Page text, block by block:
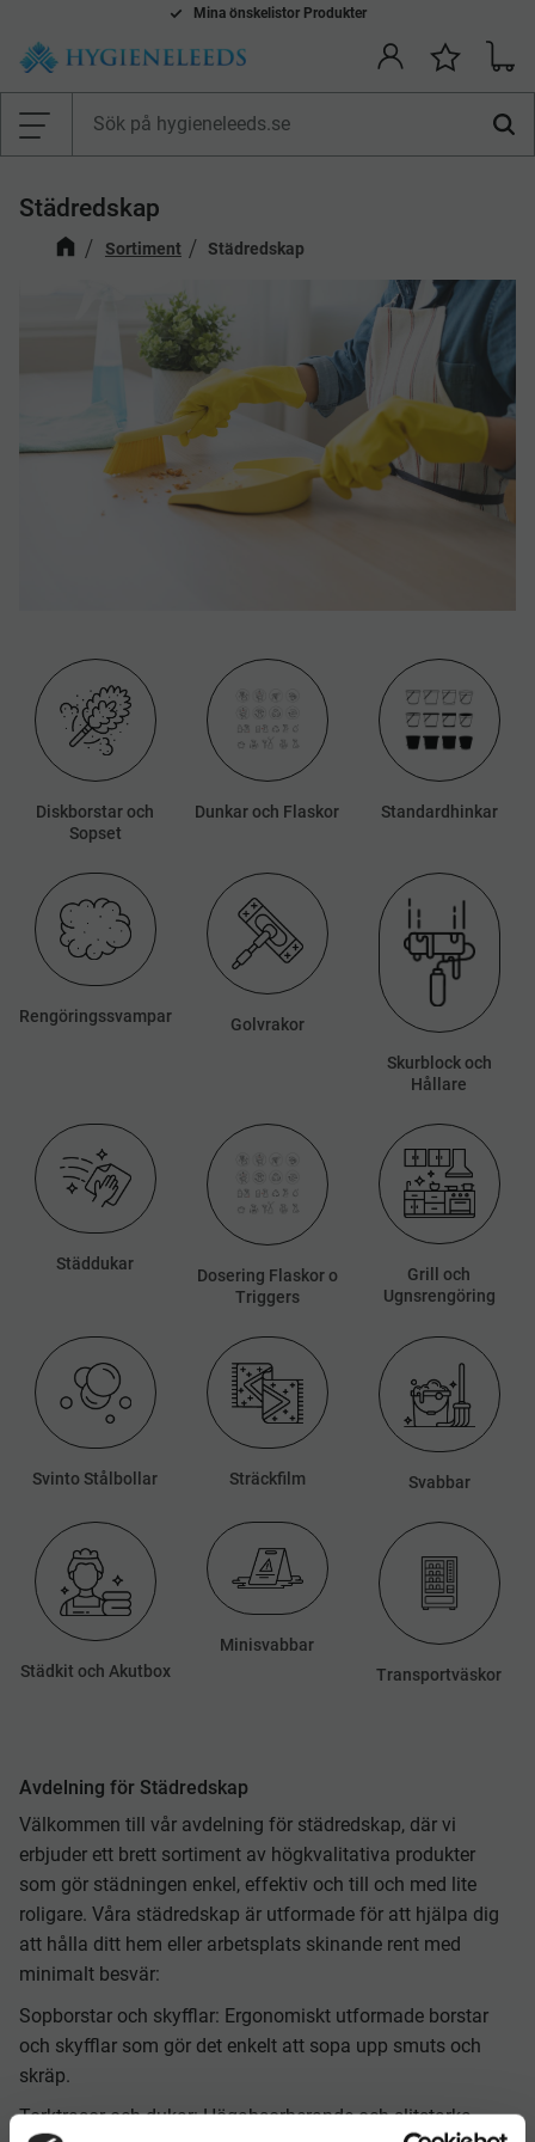
Meny
Mina önskelistor Produkter
Smidiga betalsätt: Faktura, Kort, Swish & Klarna
Städredskap
Sortiment Städredskap
Diskborstar och
Sopset
​Dunkar och Flaskor Standardhinkar
Rengöringssvampar
Golvrakor
Skurblock och
Hållare
Städdukar
Dosering Flaskor o
Triggers
Grill och
Ugnsrengöring
Svinto Stålbollar Sträckfilm Svabbar
Städkit och Akutbox
Minisvabbar
Transportväskor
Avdelning för Städredskap
Välkommen till vår avdelning för städredskap, där vi
erbjuder ett brett sortiment av högkvalitativa produkter
som gör städningen enkel, effektiv och till och med lite
roligare. Våra städredskap är utformade för att hjälpa dig
att hålla ditt hem eller arbetsplats skinande rent med
minimalt besvär:
Sopborstar och skyfflar: Ergonomiskt utformade borstar
och skyfflar som gör det enkelt att sopa upp smuts och
skräp.
Torktrasor och dukar: Högabsorberande och slitstarka